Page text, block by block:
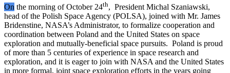
On the morning of October 24th, President Michal Szaniawski,
head of the Polish Space Agency (POLSA), joined with Mr. James
Bridenstine, NASA’s Administrator, to formalize cooperation and
coordination between Poland and the United States on space
exploration and mutually-beneficial space pursuits. Poland is proud
of more than 5 centuries of experience in space research and
exploration, and it is eager to join with NASA and the United States
in more formal, joint space exploration efforts in the years going